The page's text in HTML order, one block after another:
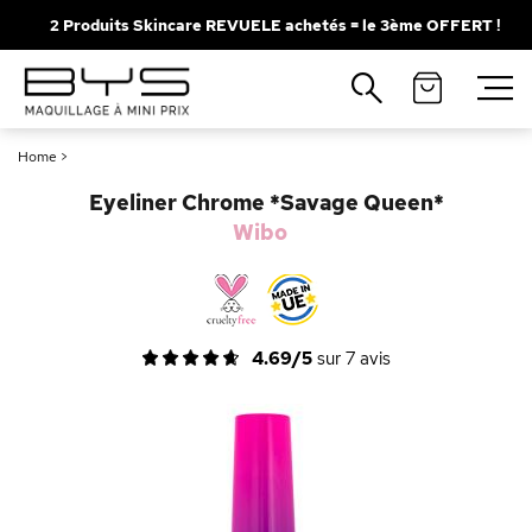
2 Produits Skincare REVUELE achetés = le 3ème OFFERT !
Home >
Eyeliner Chrome *Savage Queen*
Wibo
4.69/5 sur 7 avis
Fermer
Recherches populaires
Solaire
Brumes